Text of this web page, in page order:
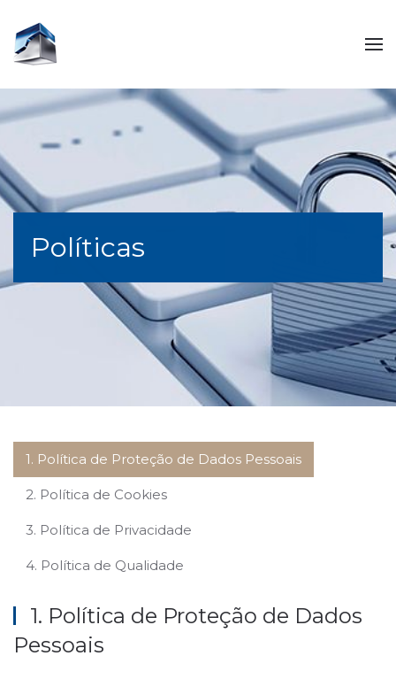
Políticas
1. Política de Proteção de Dados Pessoais
2. Política de Cookies
3. Política de Privacidade
4. Política de Qualidade
1. Política de Proteção de Dados
Pessoais